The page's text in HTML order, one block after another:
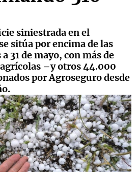
siniestrada en el
sitúa por encima de las
31 de mayo, con más de
–y otros 44.000
por Agroseguro desde